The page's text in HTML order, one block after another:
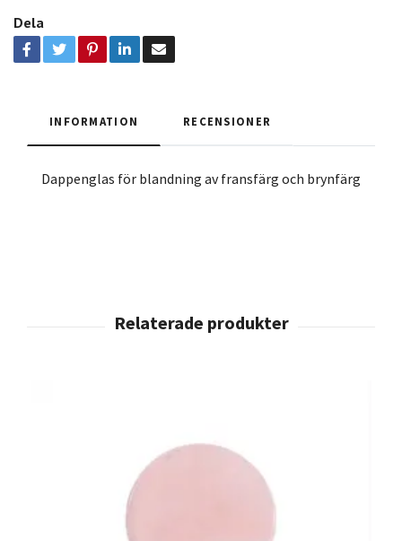
Dela
INFORMATION RECENSIONER
Dappenglas för blandning av fransfärg och brynfärg